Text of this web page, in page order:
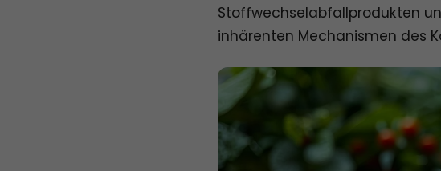
Stoffwechselabfallprodukten
inhärenten Mechanismen des